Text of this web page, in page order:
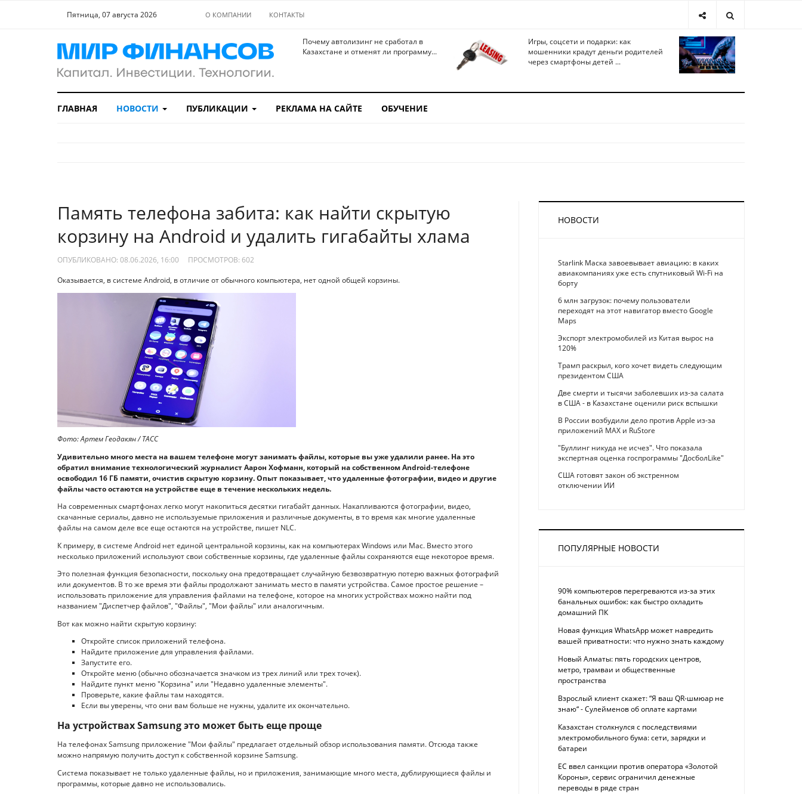
Пятница, 07 августа 2026 О КОМПАНИИ КОНТАКТЫ
Почему автолизинг не сработал в
Казахстане и отменят ли программу...
Игры, соцсети и подарки: как
мошенники крадут деньги родителей
через смартфоны детей ...
ГЛАВНАЯ НОВОСТИ ПУБЛИКАЦИИ РЕКЛАМА НА САЙТЕ ОБУЧЕНИЕ
Память телефона забита: как найти скрытую
корзину на Android и удалить гигабайты хлама
ОПУБЛИКОВАНО: 08.06.2026, 16:00 ПРОСМОТРОВ: 602
Оказывается, в системе Android, в отличие от обычного компьютера, нет одной общей корзины.
Фото: Артем Геодакян / ТАСС
Удивительно много места на вашем телефоне могут занимать файлы, которые вы уже удалили ранее. На это
обратил внимание технологический журналист Аарон Хофманн, который на собственном Android-телефоне
освободил 16 ГБ памяти, очистив скрытую корзину. Опыт показывает, что удаленные фотографии, видео и другие
файлы часто остаются на устройстве еще в течение нескольких недель.
На современных смартфонах легко могут накопиться десятки гигабайт данных. Накапливаются фотографии, видео,
скачанные сериалы, давно не используемые приложения и различные документы, в то время как многие удаленные
файлы на самом деле все еще остаются на устройстве, пишет NLC.
К примеру, в системе Android нет единой центральной корзины, как на компьютерах Windows или Mac. Вместо этого
несколько приложений используют свои собственные корзины, где удаленные файлы сохраняются еще некоторое время.
Это полезная функция безопасности, поскольку она предотвращает случайную безвозвратную потерю важных фотографий
или документов. В то же время эти файлы продолжают занимать место в памяти устройства. Самое простое решение –
использовать приложение для управления файлами на телефоне, которое на многих устройствах можно найти под
названием "Диспетчер файлов", "Файлы", "Мои файлы" или аналогичным.
Вот как можно найти скрытую корзину:
Откройте список приложений телефона.
Найдите приложение для управления файлами.
Запустите его.
Откройте меню (обычно обозначается значком из трех линий или трех точек).
Найдите пункт меню "Корзина" или "Недавно удаленные элементы".
Проверьте, какие файлы там находятся.
Если вы уверены, что они вам больше не нужны, удалите их окончательно.
На устройствах Samsung это может быть еще проще
На телефонах Samsung приложение "Мои файлы" предлагает отдельный обзор использования памяти. Отсюда также
можно напрямую получить доступ к собственной корзине Samsung.
Система показывает не только удаленные файлы, но и приложения, занимающие много места, дублирующиеся файлы и
программы, которые давно не использовались.
НОВОСТИ
Starlink Маска завоевывает авиацию: в каких
авиакомпаниях уже есть спутниковый Wi-Fi на
борту
6 млн загрузок: почему пользователи
переходят на этот навигатор вместо Google
Maps
Экспорт электромобилей из Китая вырос на
120%
Трамп раскрыл, кого хочет видеть следующим
президентом США
Две смерти и тысячи заболевших из-за салата
в США - в Казахстане оценили риск вспышки
В России возбудили дело против Apple из-за
приложений MAX и RuStore
"Буллинг никуда не исчез". Что показала
экспертная оценка госпрограммы "ДосболLike"
США готовят закон об экстренном
отключении ИИ
ПОПУЛЯРНЫЕ НОВОСТИ
90% компьютеров перегреваются из-за этих
банальных ошибок: как быстро охладить
домашний ПК
Новая функция WhatsApp может навредить
вашей приватности: что нужно знать каждому
Новый Алматы: пять городских центров,
метро, трамваи и общественные
пространства
Взрослый клиент скажет: “Я ваш QR-шмюар не
знаю“ - Сулейменов об оплате картами
Казахстан столкнулся с последствиями
электромобильного бума: сети, зарядки и
батареи
ЕС ввел санкции против оператора «Золотой
Короны», сервис ограничил денежные
переводы в ряде стран